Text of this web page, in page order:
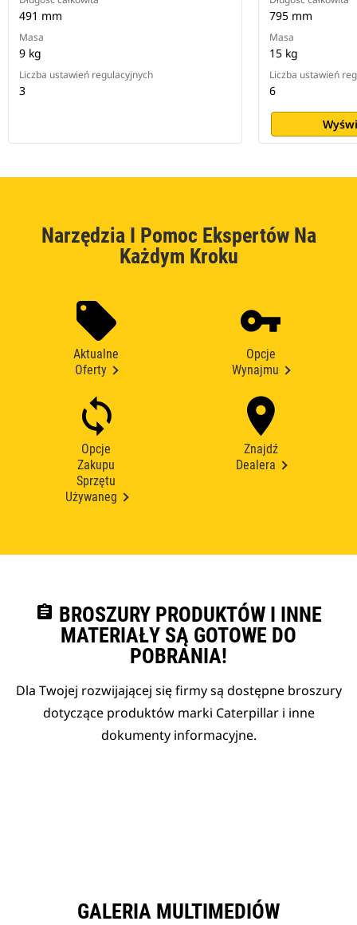
491 mm
Masa
9 kg
Liczba ustawień regulacyjnych
3
795 mm
Masa
15 kg
Liczba ustawień
6
Narzędzia I Pomoc Ekspertów Na
Każdym Kroku
Aktualne
Oferty
Opcje
Wynajmu
Opcje
Zakupu
Sprzętu
Używaneg
Znajdź
Dealera
assignment BROSZURY PRODUKTÓW I INNE
MATERIAŁY SĄ GOTOWE DO
POBRANIA!
Dla Twojej rozwijającej się firmy są dostępne broszury
dotyczące produktów marki Caterpillar i inne
dokumenty informacyjne.
GALERIA MULTIMEDIÓW